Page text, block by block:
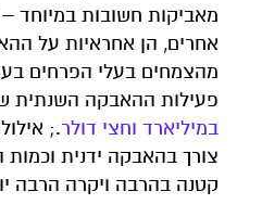
מאביקות חשובות במיוחד
מהצמחים בעלי הפרחים
פעילות ההאבקה השנתית
במיליארד וחצי דולר.;
צורך בהאבקה ידנית וכמות
קטנה בהרבה ויקרה הרבה